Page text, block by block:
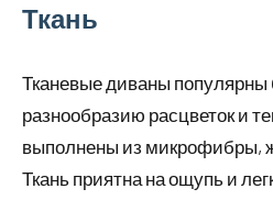
Ткань
Тканевые диваны популярны
разнообразию расцветок и
выполнены из микрофибры,
Ткань приятна на ощупь и